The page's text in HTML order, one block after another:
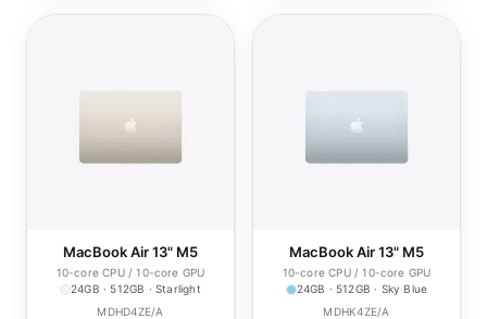
MacBook Air 13" M5
10-core CPU / 10-core GPU
24GB · 512GB · Starlight
MDHD4ZE/A
MacBook Air 13" M5
10-core CPU / 10-core GPU
24GB · 512GB · Sky Blue
MDHK4ZE/A